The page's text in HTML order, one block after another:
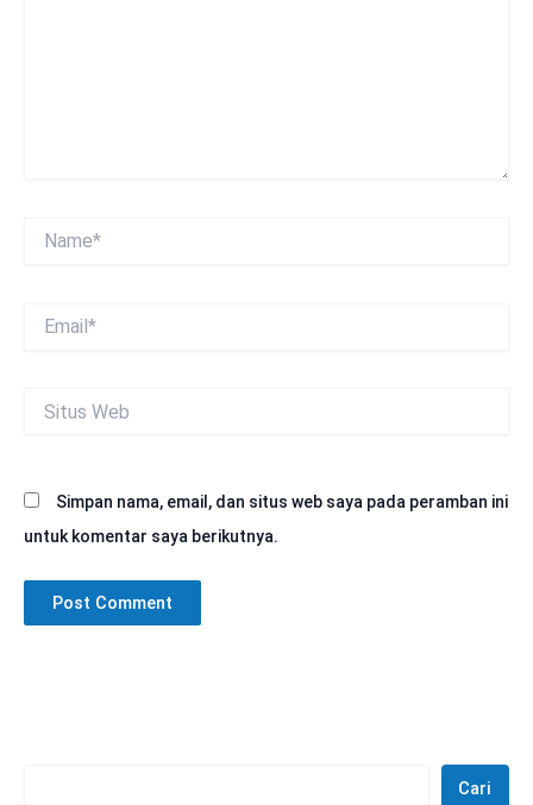
Web
Simpan nama, email, dan situs web saya pada peramban ini
untuk komentar saya berikutnya.
Cari